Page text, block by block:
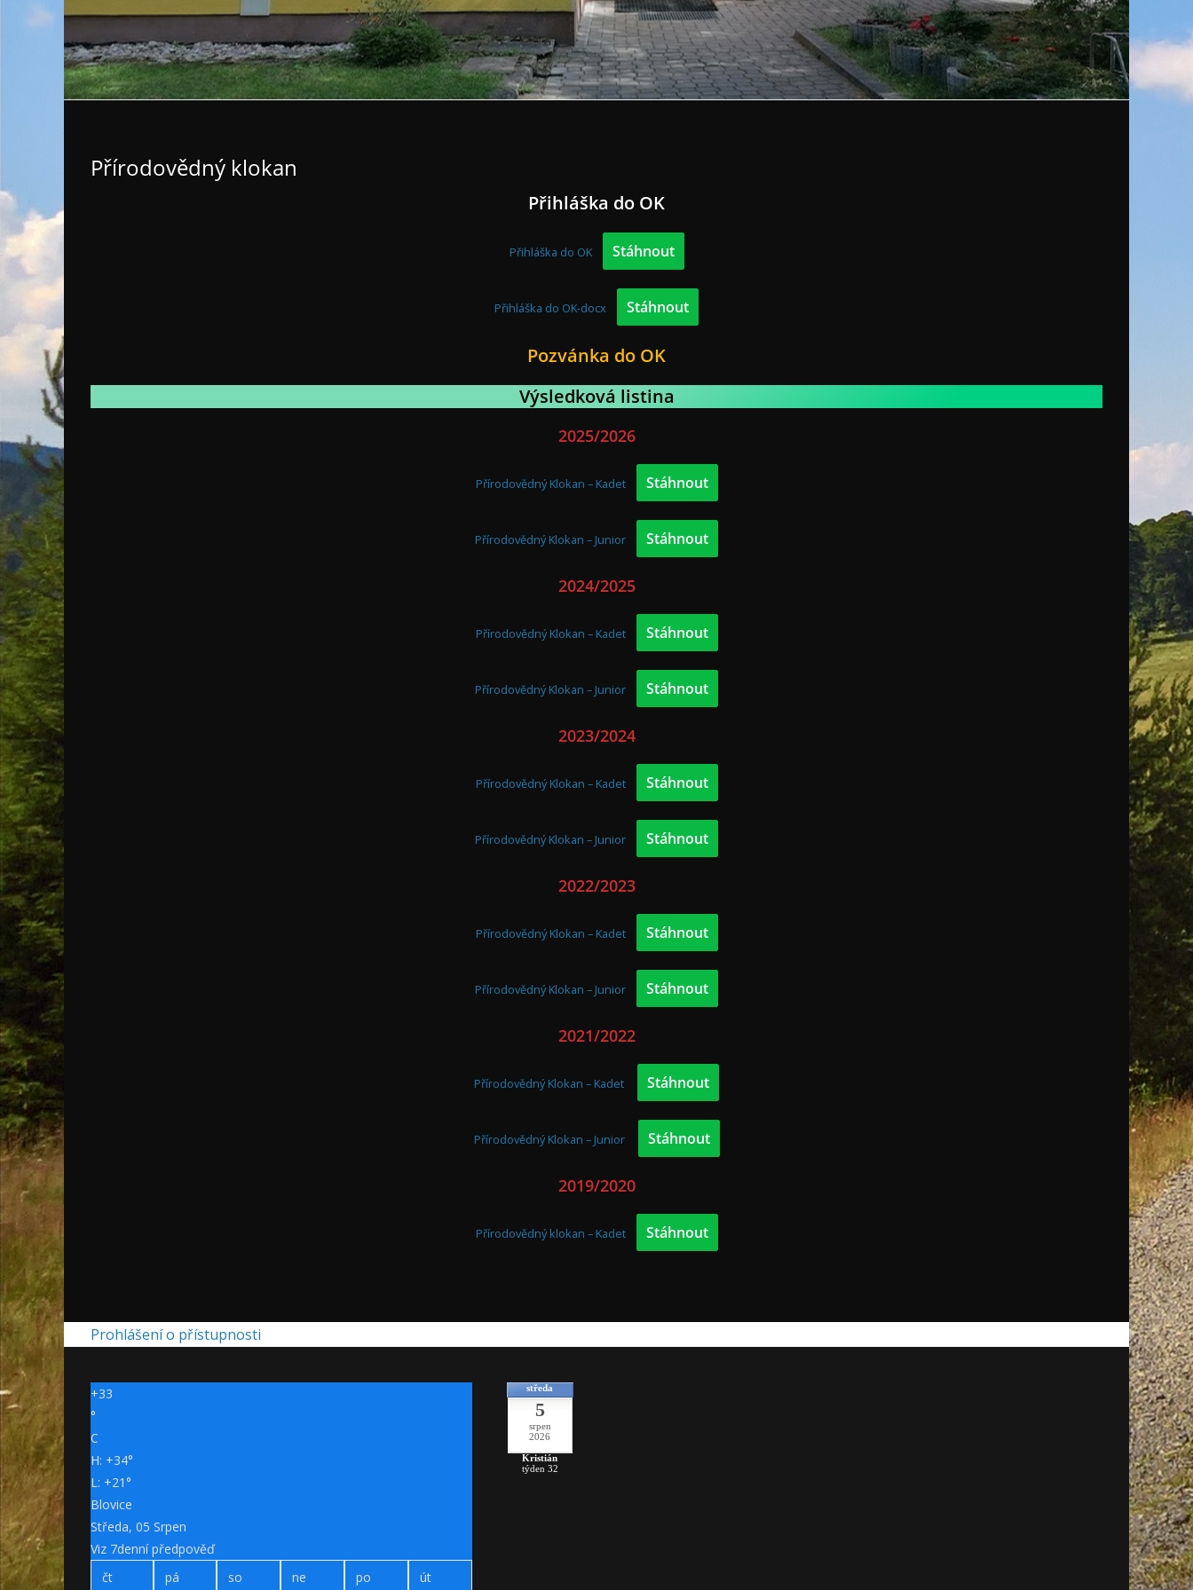
Přírodovědný klokan
Přihláška do OK
Přihláška do OK Stáhnout
Přihláška do OK-docx Stáhnout
Pozvánka do OK
Výsledková listina
2025/2026
Přírodovědný Klokan – Kadet Stáhnout
Přírodovědný Klokan – Junior Stáhnout
2024/2025
Přírodovědný Klokan – Kadet Stáhnout
Přírodovědný Klokan – Junior Stáhnout
2023/2024
Přírodovědný Klokan – Kadet Stáhnout
Přírodovědný Klokan – Junior Stáhnout
2022/2023
Přírodovědný Klokan – Kadet Stáhnout
Přírodovědný Klokan – Junior Stáhnout
2021/2022
Přírodovědný Klokan – Kadet Stáhnout
Přírodovědný Klokan – Junior Stáhnout
2019/2020
Přírodovědný klokan – Kadet Stáhnout
Prohlášení o přístupnosti
+33
°
C
H: +34°
L: +21°
Blovice
Středa, 05 Srpen
Viz 7denní předpověď
čt
pá so ne po út
středa
5
srpen
2026
Kristián
týden 32